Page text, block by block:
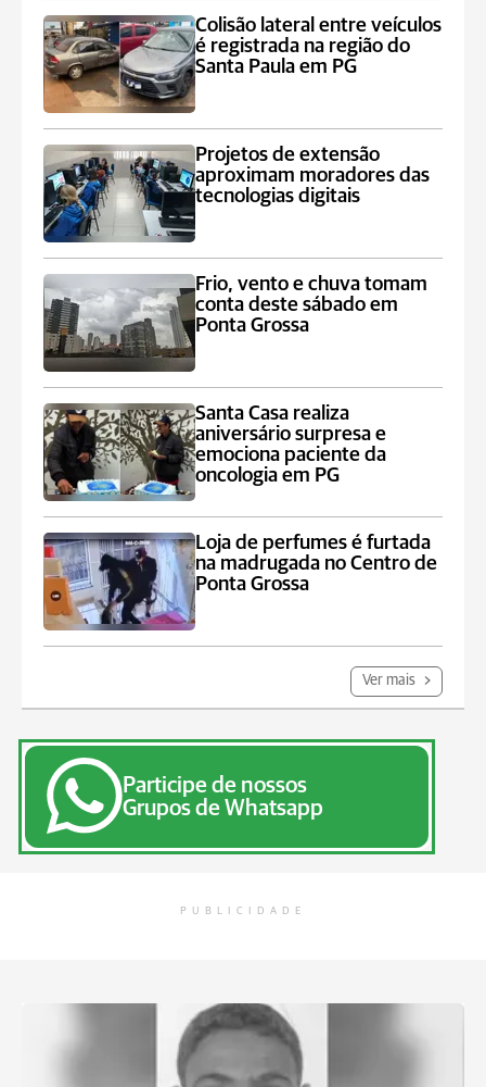
Colisão lateral entre veículos
é registrada na região do
Santa Paula em PG
Projetos de extensão
aproximam moradores das
tecnologias digitais
Frio, vento e chuva tomam
conta deste sábado em
Ponta Grossa
Santa Casa realiza
aniversário surpresa e
emociona paciente da
oncologia em PG
Loja de perfumes é furtada
na madrugada no Centro de
Ponta Grossa
Ver mais
Participe de nossos
Grupos de Whatsapp
PUBLICIDADE